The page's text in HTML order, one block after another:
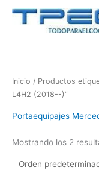
Inicio / Productos
L4H2 (2018--)”
Portaequipajes
Mostrando los 2